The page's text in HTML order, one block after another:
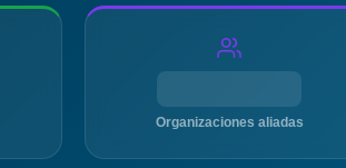
Organizaciones aliadas